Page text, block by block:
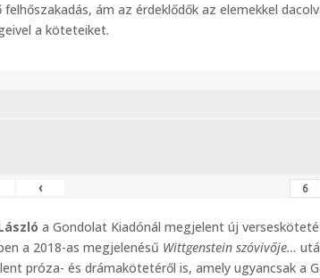
felhőszakadás, ám az érdeklődők az elemekkel
a köteteiket.
‹
a Gondolat Kiadónál megjelent új
a 2018-as megjelenésű Wittgenstein szóvivője…
próza- és drámakötetéről is, amely ugyancsak a